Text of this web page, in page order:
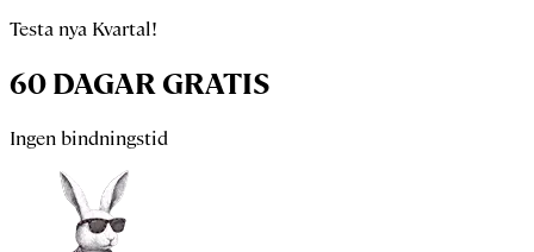
Testa nya Kvartal!
60 DAGAR GRATIS
Ingen bindningstid